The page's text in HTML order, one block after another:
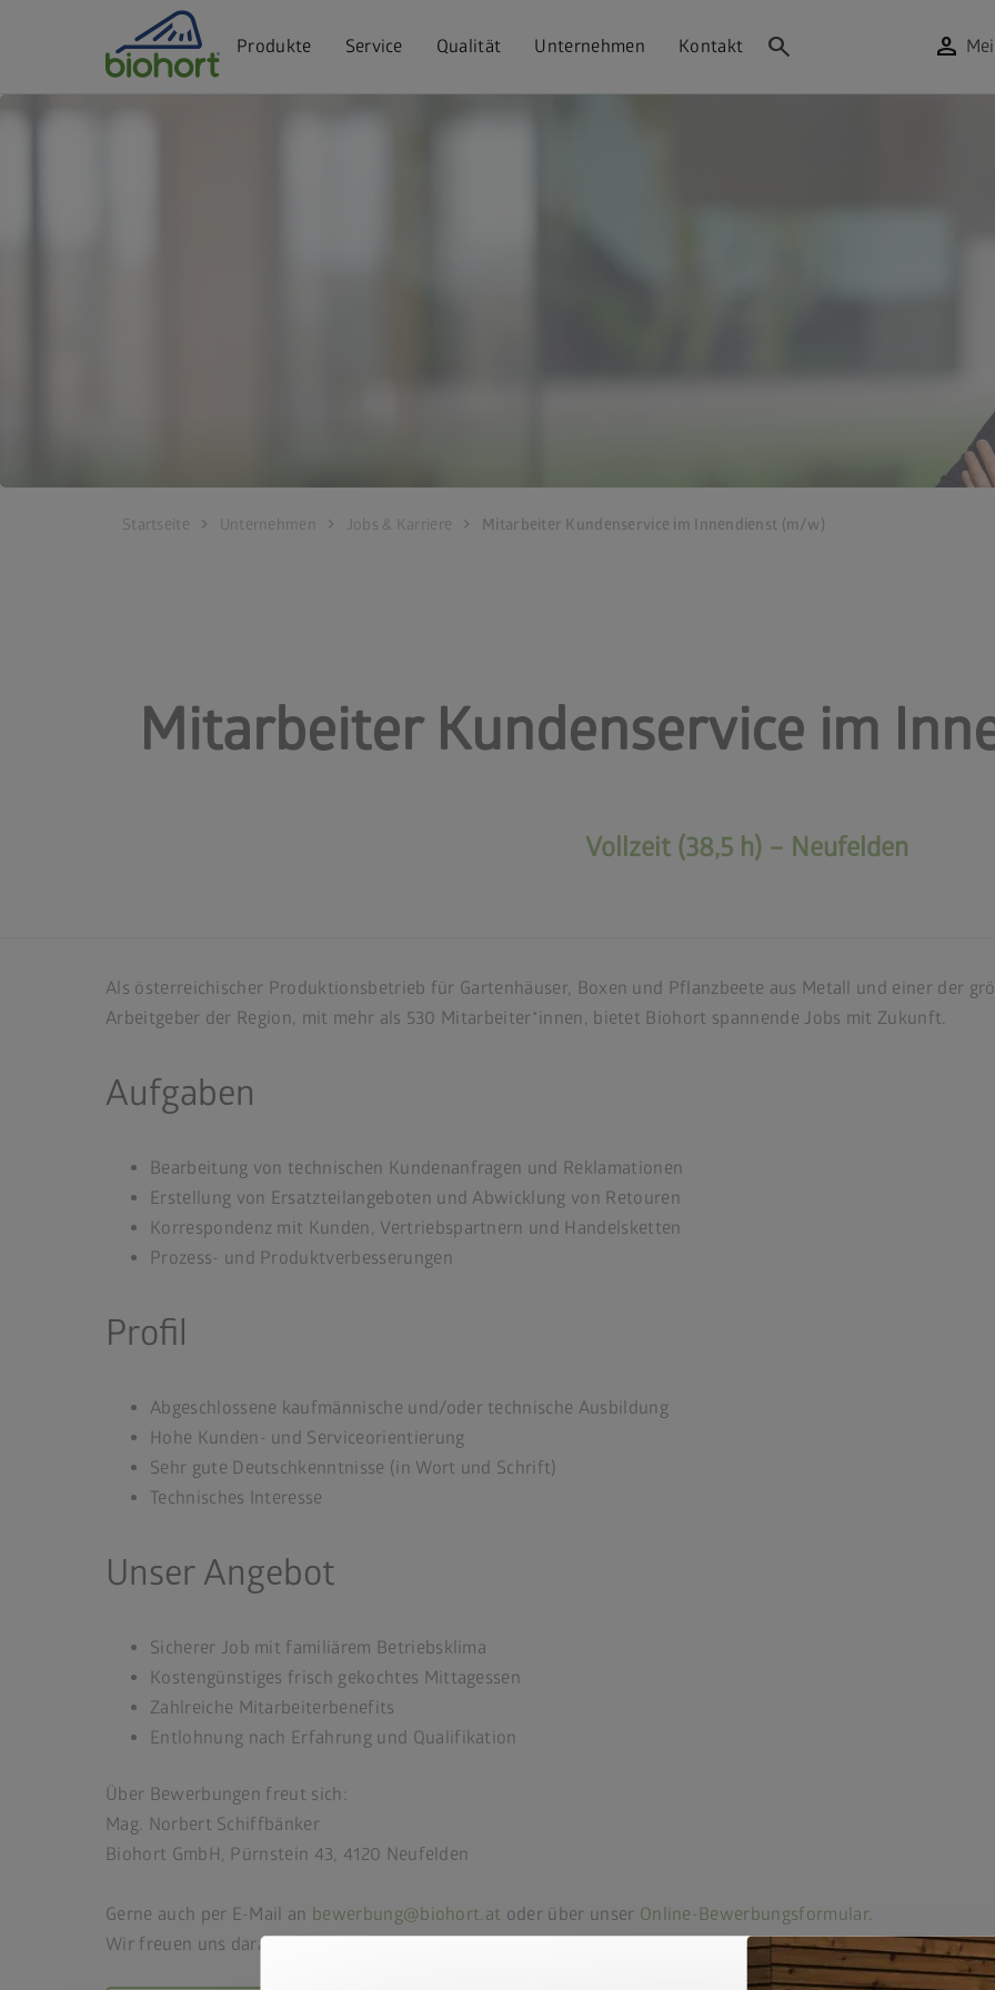
Produkte Service Qualität Unternehmen Kontakt search person
Startseite chevron_right Unternehmen chevron_right Jobs & Karriere chevron_right Mitarbeiter Kundenservice im Innendienst (m/w)
Mitarbeiter Kundenservice im
Vollzeit (38,5 h) – Neufelden
Als österreichischer Produktionsbetrieb für Gartenhäuser, Boxen und Pflanzbeete aus Metall und einer der
Arbeitgeber der Region, mit mehr als 530 Mitarbeiter*innen, bietet Biohort spannende Jobs mit Zukunft.
Aufgaben
Bearbeitung von technischen Kundenanfragen und Reklamationen
Erstellung von Ersatzteilangeboten und Abwicklung von Retouren
Korrespondenz mit Kunden, Vertriebspartnern und Handelsketten
Prozess- und Produktverbesserungen
Profil
Abgeschlossene kaufmännische und/oder technische Ausbildung
Hohe Kunden- und Serviceorientierung
Sehr gute Deutschkenntnisse (in Wort und Schrift)
Technisches Interesse
Unser Angebot
Sicherer Job mit familiärem Betriebsklima
Kostengünstiges frisch gekochtes Mittagessen
Zahlreiche Mitarbeiterbenefits
Entlohnung nach Erfahrung und Qualifikation
Über Bewerbungen freut sich:
Mag. Norbert Schiffbänker
Biohort GmbH, Pürnstein 43, 4120 Neufelden
Gerne auch per E-Mail an bewerbung@biohort.at oder über unser Online-Bewerbungsformular.
Wir freuen uns darauf Sie kennenzulernen!